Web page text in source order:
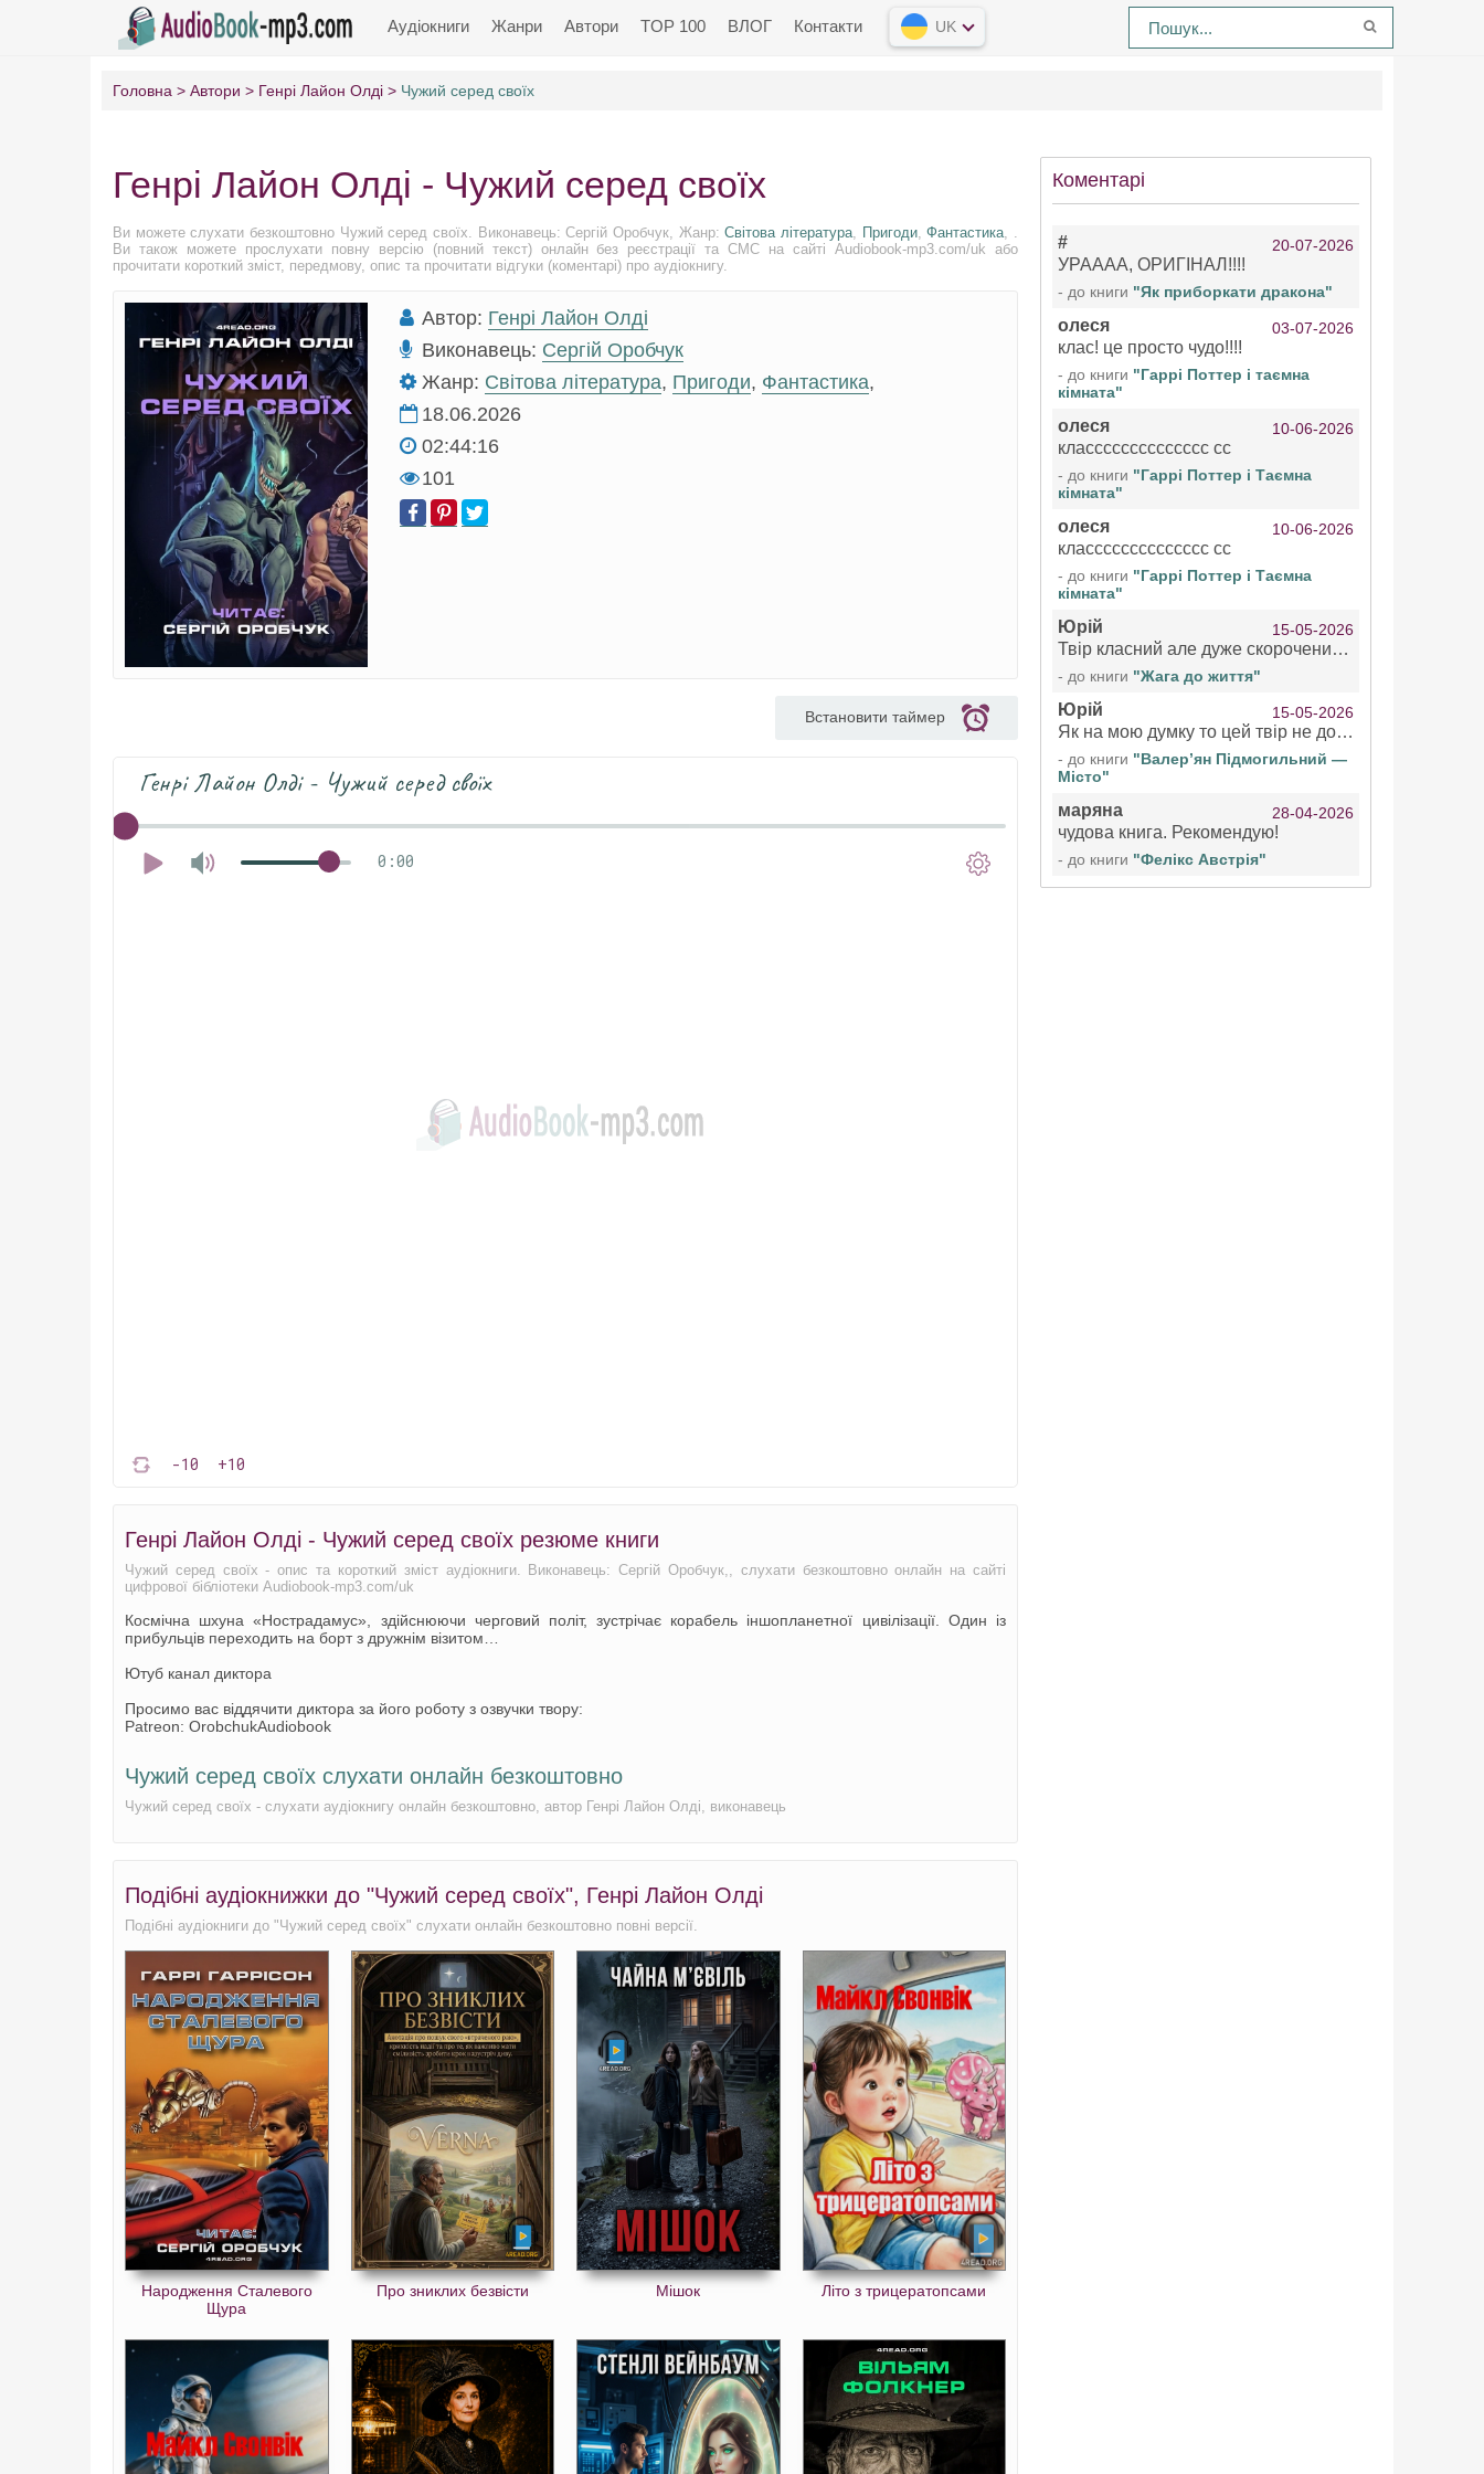
Аудіокниги Жанри Автори TOP 100 ВЛОГ Контакти UK
Головна Автори Генрі Лайон Олді Чужий серед своїх
Генрі Лайон Олді - Чужий серед своїх
Ви можете слухати безкоштовно Чужий серед своїх. Виконавець: Сергій Оробчук, Жанр:Світова література, Пригоди,Фантастика, .
Ви також можете прослухати повну версію (повний текст) онлайн без реєстрації та СМС на сайті Audiobook-mp3.com/uk або
прочитати короткий зміст, передмову, опис та прочитати відгуки (коментарі) про аудіокнигу.
Автор: Генрі Лайон Олді
Виконавець: Сергій Оробчук
Жанр: Світова література, Пригоди, Фантастика,
18.06.2026
02:44:16
101
Встановити таймер
Генрі Лайон Олді - Чужий серед своїх
0:00
-10 +10
Генрі Лайон Олді - Чужий серед своїх резюме книги
Чужий серед своїх - опис та короткий зміст аудіокниги. Виконавець: Сергій Оробчук,, слухати безкоштовно онлайн на сайті
цифрової бібліотеки Audiobook-mp3.com/uk
Космічна шхуна «Нострадамус», здійснюючи черговий політ, зустрічає корабель іншопланетної цивілізації. Один із
прибульців переходить на борт з дружнім візитом…
Ютуб канал диктора
Просимо вас віддячити диктора за його роботу з озвучки твору:
Patreon: OrobchukAudiobook
Чужий серед своїх слухати онлайн безкоштовно
Чужий серед своїх - слухати аудіокнигу онлайн безкоштовно, автор Генрі Лайон Олді, виконавець
Подібні аудіокнижки до "Чужий серед своїх", Генрі Лайон Олді
Подібні аудіокниги до "Чужий серед своїх" слухати онлайн безкоштовно повні версії.
Народження Сталевого
Щура
Про зниклих безвісти Мішок Літо з трицератопсами
Коментарі
# 20-07-2026
УРАААА, ОРИГІНАЛ!!!!
- до книги "Як приборкати дракона"
олеся 03-07-2026
клас! це просто чудо!!!!
- до книги "Гаррі Поттер і таємна
кімната"
олеся 10-06-2026
класссссссссссссс сс
- до книги "Гаррі Поттер і Таємна
кімната"
олеся 10-06-2026
класссссссссссссс сс
- до книги "Гаррі Поттер і Таємна
кімната"
Юрій 15-05-2026
Твір класний але дуже скорочений якщо вже озвучуєте то бажано цілі твори
- до книги "Жага до життя"
Юрій 15-05-2026
Як на мою думку то цей твір не дотягує бути у топ 100 аудіокниг
- до книги "Валер’ян Підмогильний —
Місто"
маряна 28-04-2026
чудова книга. Рекомендую!
- до книги "Фелікс Австрія"